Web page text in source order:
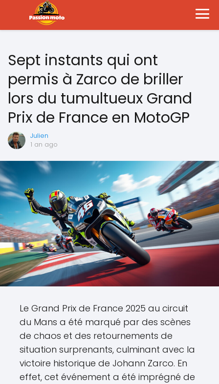
Sept instants qui ont
permis à Zarco de briller
lors du tumultueux Grand
Prix de France en MotoGP
Julien
1 an ago
Le Grand Prix de France 2025 au circuit
du Mans a été marqué par des scènes
de chaos et des retournements de
situation surprenants, culminant avec la
victoire historique de Johann Zarco. En
effet, cet événement a été imprégné de